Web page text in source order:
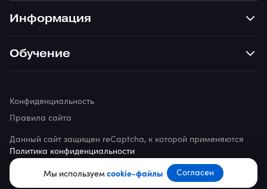
Мы используемcookie-файлы Согласен
Информация
Обучение
© 2026 ppc.world
Данный сайт защищен reCaptcha, к которой применяются
Политика конфиденциальности
Конфиденциальность
Правила сайта